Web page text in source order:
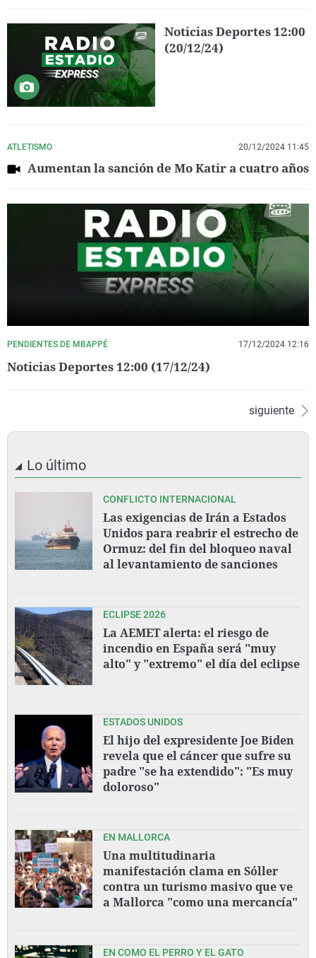
Noticias Deportes 12:00
(20/12/24)
ATLETISMO 20/12/2024 11:45
Aumentan la sanción de Mo Katir a cuatro años
PENDIENTES DE MBAPPÉ 17/12/2024 12:16
Noticias Deportes 12:00 (17/12/24)
siguiente
Lo último
CONFLICTO INTERNACIONAL
Las exigencias de Irán a Estados
Unidos para reabrir el estrecho de
Ormuz: del fin del bloqueo naval
al levantamiento de sanciones
ECLIPSE 2026
La AEMET alerta: el riesgo de
incendio en España será "muy
alto" y "extremo" el día del eclipse
ESTADOS UNIDOS
El hijo del expresidente Joe Biden
revela que el cáncer que sufre su
padre "se ha extendido": "Es muy
doloroso"
EN MALLORCA
Una multitudinaria
manifestación clama en Sóller
contra un turismo masivo que ve
a Mallorca "como una mercancía"
EN COMO EL PERRO Y EL GATO